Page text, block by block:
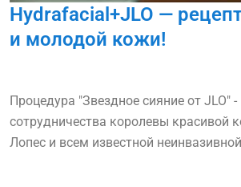
Hydrafacial+JLO —
и молодой кожи!
Процедура "Звездное сияние от JLO" -
сотрудничества королевы красивой
Лопес и всем известной